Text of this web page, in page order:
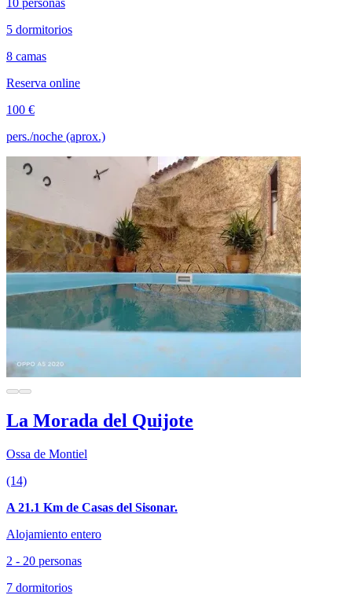
10 personas
5 dormitorios
8 camas
Reserva online
100 €
pers./noche (aprox.)
La Morada del Quijote
Ossa de Montiel
(14)
A 21.1 Km de Casas del Sisonar.
Alojamiento entero
2 - 20 personas
7 dormitorios